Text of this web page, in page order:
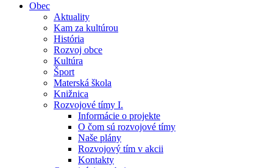
Obec
Aktuality
Kam za kultúrou
História
Rozvoj obce
Kultúra
Šport
Materská škola
Knižnica
Rozvojové tímy I.
Informácie o projekte
O čom sú rozvojové tímy
Naše plány
Rozvojový tím v akcii
Kontakty